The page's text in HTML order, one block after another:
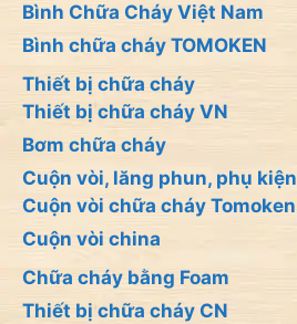
Bình Chữa Cháy Việt Nam
Bình chữa cháy TOMOKEN
Thiết bị chữa cháy
Thiết bị chữa cháy VN
Bơm chữa cháy
Cuộn vòi, lăng phun, phụ kiện
Cuộn vòi chữa cháy Tomoken
Cuộn vòi china
Chữa cháy bằng Foam
Thiết bị chữa cháy CN